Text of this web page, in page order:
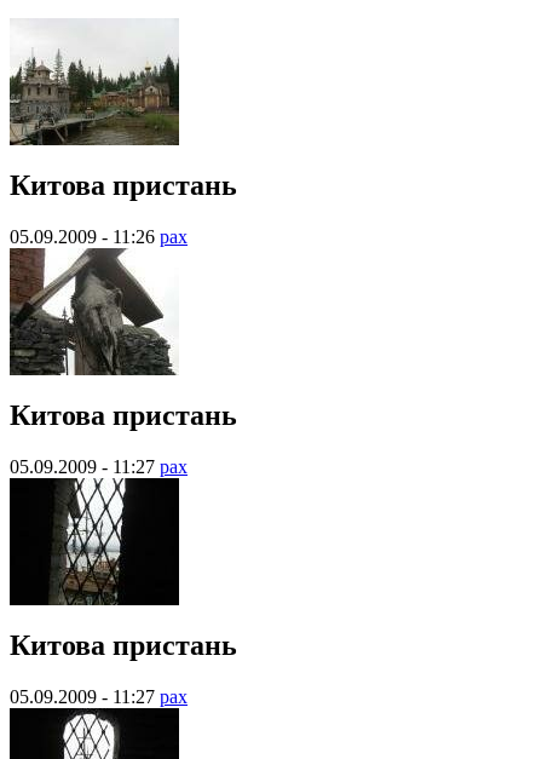
Китова пристань
05.09.2009 - 11:26 pax
Китова пристань
05.09.2009 - 11:27 pax
Китова пристань
05.09.2009 - 11:27 pax